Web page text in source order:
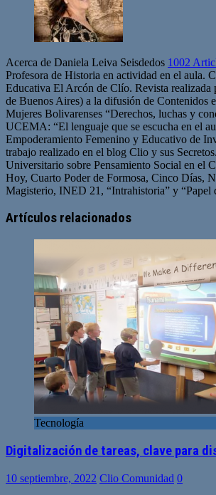
Acerca de Daniela Leiva Seisdedos 1002
Profesora de Historia en actividad en el aula.
Educativa El Arcón de Clío. Revista
de Buenos Aires) a la difusión de Contenidos
Mujeres Bolivarenses “Derechos, luchas y
UCEMA: “El lenguaje que se escucha en el
Empoderamiento Femenino y Educativo de
trabajo realizado en el blog Clio y sus
Universitario sobre Pensamiento Social en el
Hoy, Cuarto Poder de Formosa, Cinco Días,
Magisterio, INED 21, “Intrahistoria” y “Papel
web
Artículos relacionados
Tecnología
Digitalización de tareas, clave para
10 septiembre, 2022 Clio Comunidad 0